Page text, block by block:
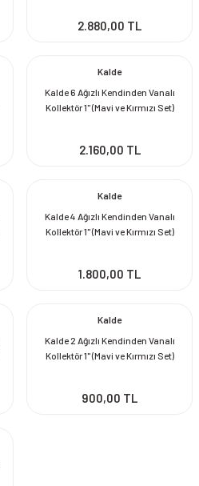
2.880,00 TL
Kalde
Kalde 6 Ağızlı Kendinden Vanalı
Kollektör 1'' (Mavi ve Kırmızı Set)
2.160,00 TL
Kalde
Kalde 4 Ağızlı Kendinden Vanalı
Kollektör 1'' (Mavi ve Kırmızı Set)
1.800,00 TL
Kalde
Kalde 2 Ağızlı Kendinden Vanalı
Kollektör 1'' (Mavi ve Kırmızı Set)
900,00 TL